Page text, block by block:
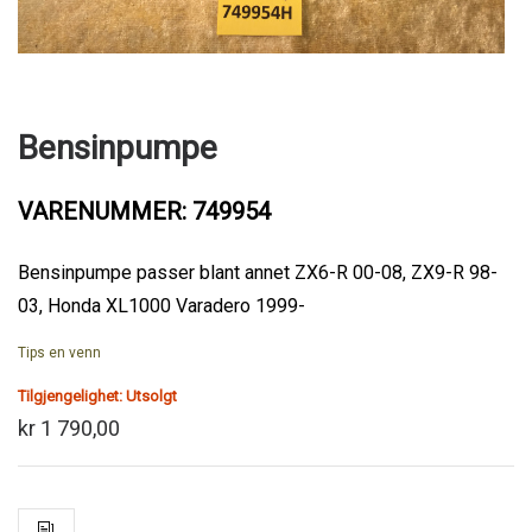
Bensinpumpe
VARENUMMER: 749954
Bensinpumpe passer blant annet ZX6-R 00-08, ZX9-R 98-
03, Honda XL1000 Varadero 1999-
Tips en venn
Tilgjengelighet: Utsolgt
kr 1 790,00